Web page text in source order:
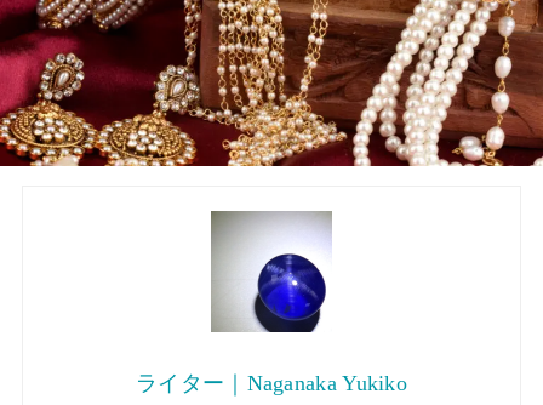
ライター｜Naganaka Yukiko